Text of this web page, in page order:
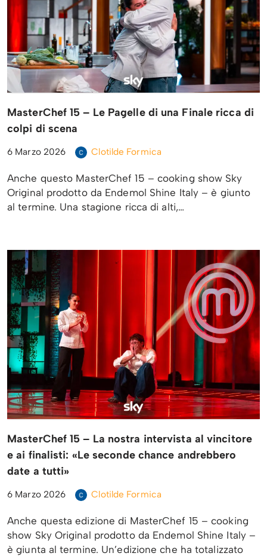
MasterChef 15 – Le Pagelle di una Finale ricca di
colpi di scena
6 Marzo 2026 Clotilde Formica
Anche questo MasterChef 15 – cooking show Sky
Original prodotto da Endemol Shine Italy – è giunto
al termine. Una stagione ricca di alti,…
MasterChef 15 – La nostra intervista al vincitore
e ai finalisti: «Le seconde chance andrebbero
date a tutti»
6 Marzo 2026 Clotilde Formica
Anche questa edizione di MasterChef 15 – cooking
show Sky Original prodotto da Endemol Shine Italy –
è giunta al termine. Un’edizione che ha totalizzato